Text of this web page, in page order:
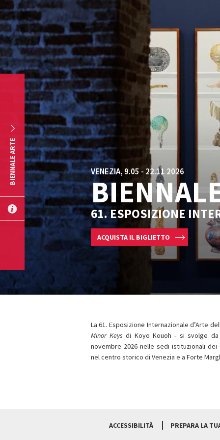
Salta al contenuto principale
VENEZIA, 9.05 - 22.11 2026
61. ESPOSIZIONE
ACQUISTA IL BIGLIETTO
La 61. Esposizione Internazionale d’Arte
Minor Keys di Koyo Kouoh - si svolge
novembre 2026 nelle sedi istituzionali dei
nel centro storico di Venezia e a Forte
ACCESSIBILITÀ PREPARA LA
BIENNALE ARTE